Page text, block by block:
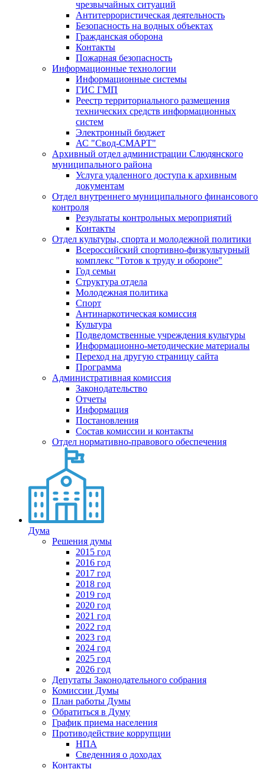
чрезвычайных ситуаций
Антитеррористическая деятельность
Безопасность на водных объектах
Гражданская оборона
Контакты
Пожарная безопасность
Информационные технологии
Информационные системы
ГИС ГМП
Реестр территориального размещения
технических средств информационных
систем
Электронный бюджет
АС "Свод-СМАРТ"
Архивный отдел администрации Слюдянского
муниципального района
Услуга удаленного доступа к архивным
документам
Отдел внутреннего муниципального финансового
контроля
Результаты контрольных мероприятий
Контакты
Отдел культуры, спорта и молодежной политики
Всероссийский спортивно-физкультурный
комплекс "Готов к труду и обороне"
Год семьи
Структура отдела
Молодежная политика
Спорт
Антинаркотическая комиссия
Культура
Подведомственные учреждения культуры
Информационно-методические материалы
Переход на другую страницу сайта
Программа
Административная комиссия
Законодательство
Отчеты
Информация
Постановления
Состав комиссии и контакты
Отдел нормативно-правового обеспечения
Дума
Решения думы
2015 год
2016 год
2017 год
2018 год
2019 год
2020 год
2021 год
2022 год
2023 год
2024 год
2025 год
2026 год
Депутаты Законодательного собрания
Комиссии Думы
План работы Думы
Обратиться в Думу
График приема населения
Противодействие коррупции
НПА
Сведенния о доходах
Контакты